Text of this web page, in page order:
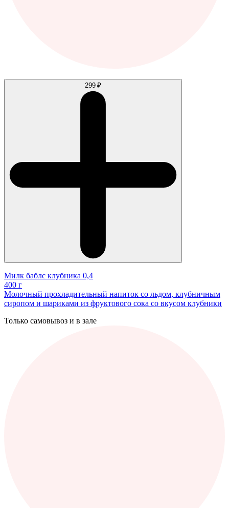
299 ₽
Милк баблс клубника 0,4
400 г
Молочный прохладительный напиток со льдом, клубничным
сиропом и шариками из фруктового сока со вкусом клубники
Только самовывоз и в зале